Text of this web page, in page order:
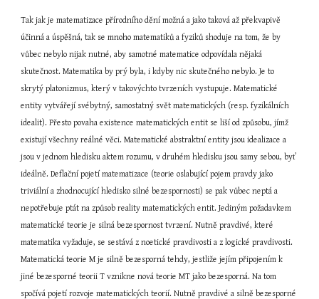
Tak jak je matematizace přírodního dění možná a jako taková až překvapivě
účinná a úspěšná, tak se mnoho matematiků a fyziků shoduje na tom, že by
vůbec nebylo nijak nutné, aby samotné matematice odpovídala nějaká
skutečnost. Matematika by prý byla, i kdyby nic skutečného nebylo. Je to
skrytý platonizmus, který v takovýchto tvrzeních vystupuje. Matematické
entity vytvářejí svébytný, samostatný svět matematických (resp. fyzikálních
idealit). Přesto povaha existence matematických entit se liší od způsobu, jímž
existují všechny reálné věci. Matematické abstraktní entity jsou idealizace a
jsou v jednom hledisku aktem rozumu, v druhém hledisku jsou samy sebou, byť
ideálně. Deflační pojetí matematizace (teorie oslabující pojem pravdy jako
triviální a zhodnocující hledisko silné bezespornosti) se pak vůbec neptá a
nepotřebuje ptát na způsob reality matematických entit. Jediným požadavkem
matematické teorie je silná bezespornost tvrzení. Nutně pravdivé, které
matematika vyžaduje, se sestává z noetické pravdivosti a z logické pravdivosti.
Matematická teorie M je silně bezesporná tehdy, jestliže jejím připojením k
jiné bezesporné teorii T vznikne nová teorie MT jako bezesporná. Na tom
spočívá pojetí rozvoje matematických teorií. Nutně pravdivé a silně bezesporné